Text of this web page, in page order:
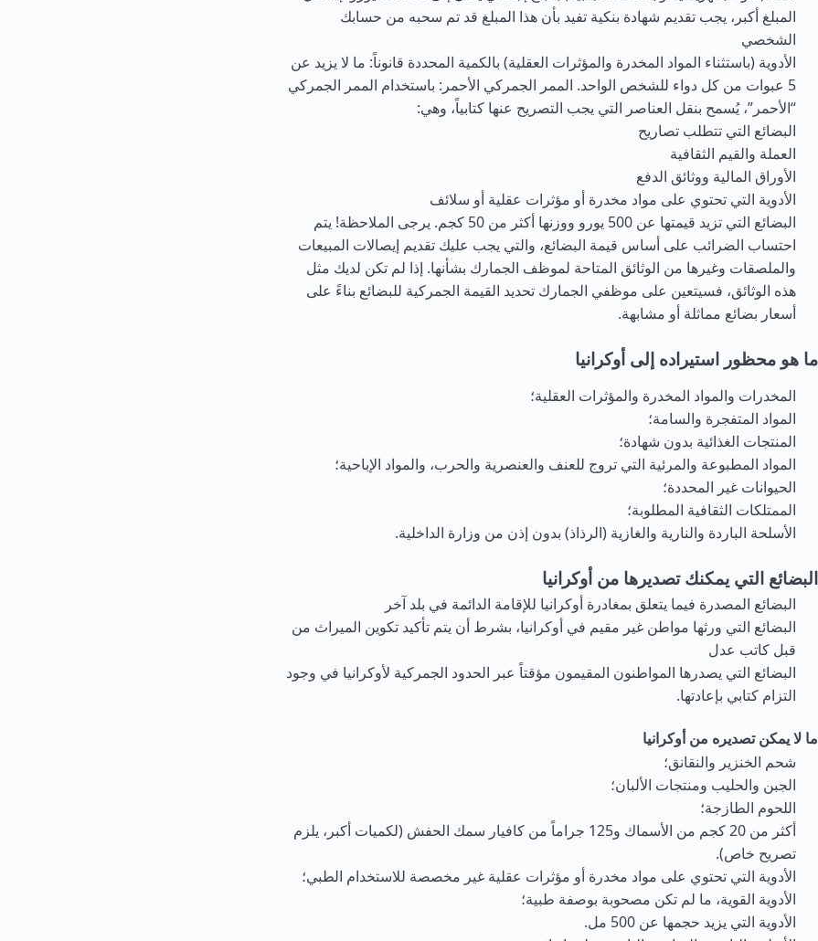
المبلغ أكبر، يجب تقديم شهادة بنكية تفيد بأن هذا المبلغ قد تم سحبه من حسابك
الشخصي
الأدوية (باستثناء المواد المخدرة والمؤثرات العقلية) بالكمية المحددة قانوناً: ما لا يزيد عن
5 عبوات من كل دواء للشخص الواحد. الممر الجمركي الأحمر: باستخدام الممر الجمركي
“الأحمر”، يُسمح بنقل العناصر التي يجب التصريح عنها كتابياً، وهي:
البضائع التي تتطلب تصاريح
العملة والقيم الثقافية
الأوراق المالية ووثائق الدفع
الأدوية التي تحتوي على مواد مخدرة أو مؤثرات عقلية أو سلائف
البضائع التي تزيد قيمتها عن 500 يورو ووزنها أكثر من 50 كجم. يرجى الملاحظة! يتم
احتساب الضرائب على أساس قيمة البضائع، والتي يجب عليك تقديم إيصالات المبيعات
والملصقات وغيرها من الوثائق المتاحة لموظف الجمارك بشأنها. إذا لم تكن لديك مثل
هذه الوثائق، فسيتعين على موظفي الجمارك تحديد القيمة الجمركية للبضائع بناءً على
أسعار بضائع مماثلة أو مشابهة.
ما هو محظور استيراده إلى أوكرانيا
المخدرات والمواد المخدرة والمؤثرات العقلية؛
المواد المتفجرة والسامة؛
المنتجات الغذائية بدون شهادة؛
المواد المطبوعة والمرئية التي تروج للعنف والعنصرية والحرب، والمواد الإباحية؛
الحيوانات غير المحددة؛
الممتلكات الثقافية المطلوبة؛
الأسلحة الباردة والنارية والغازية (الرذاذ) بدون إذن من وزارة الداخلية.
البضائع التي يمكنك تصديرها من أوكرانيا
البضائع المصدرة فيما يتعلق بمغادرة أوكرانيا للإقامة الدائمة في بلد آخر
البضائع التي ورثها مواطن غير مقيم في أوكرانيا، بشرط أن يتم تأكيد تكوين الميراث من
قبل كاتب عدل
البضائع التي يصدرها المواطنون المقيمون مؤقتاً عبر الحدود الجمركية لأوكرانيا في وجود
التزام كتابي بإعادتها.
ما لا يمكن تصديره من أوكرانيا
شحم الخنزير والنقانق؛
الجبن والحليب ومنتجات الألبان؛
اللحوم الطازجة؛
أكثر من 20 كجم من الأسماك و125 جراماً من كافيار سمك الحفش (لكميات أكبر، يلزم
تصريح خاص).
الأدوية التي تحتوي على مواد مخدرة أو مؤثرات عقلية غير مخصصة للاستخدام الطبي؛
الأدوية القوية، ما لم تكن مصحوبة بوصفة طبية؛
الأدوية التي يزيد حجمها عن 500 مل.